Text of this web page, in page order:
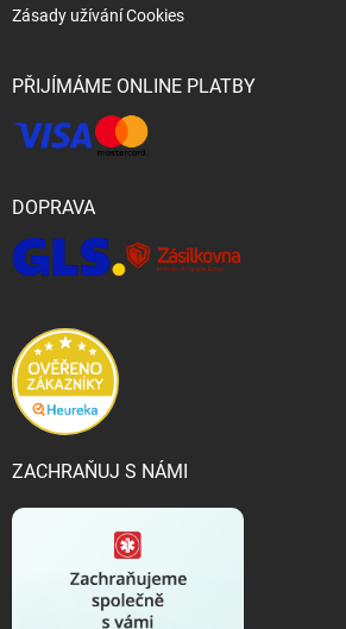
Zásady užívání Cookies
PŘIJÍMÁME ONLINE PLATBY
DOPRAVA
ZACHRAŇUJ S NÁMI